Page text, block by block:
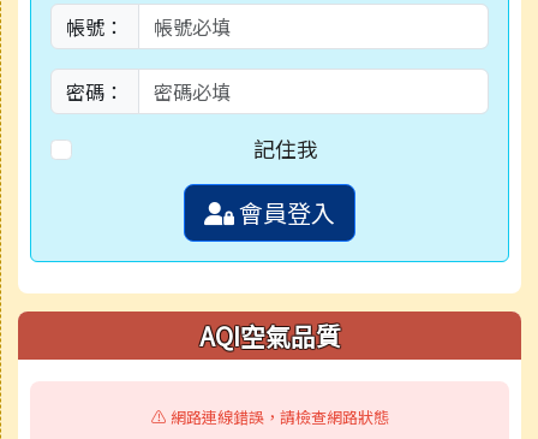
帳號：
密碼：
記住我
會員登入
AQI空氣品質
⚠️ 網路連線錯誤，請檢查網路狀態